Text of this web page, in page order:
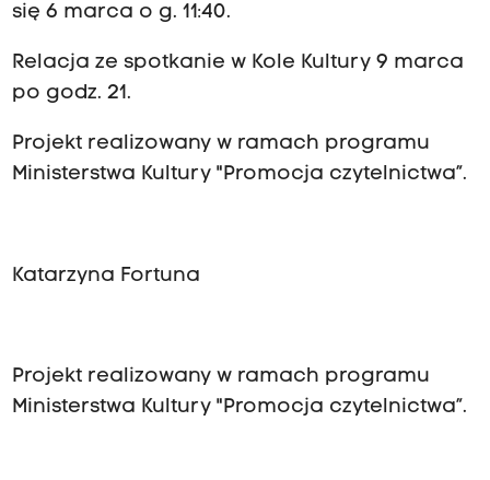
się 6 marca o g. 11:40.
Relacja ze spotkanie w Kole Kultury 9 marca
po godz. 21.
Projekt realizowany w ramach programu
Ministerstwa Kultury "Promocja czytelnictwa”.
Katarzyna Fortuna
Projekt realizowany w ramach programu
Ministerstwa Kultury "Promocja czytelnictwa”.